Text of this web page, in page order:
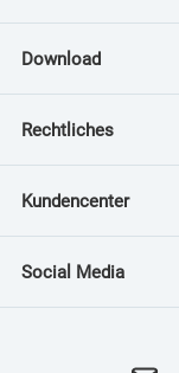
Download
Rechtliches
Kundencenter
Social Media